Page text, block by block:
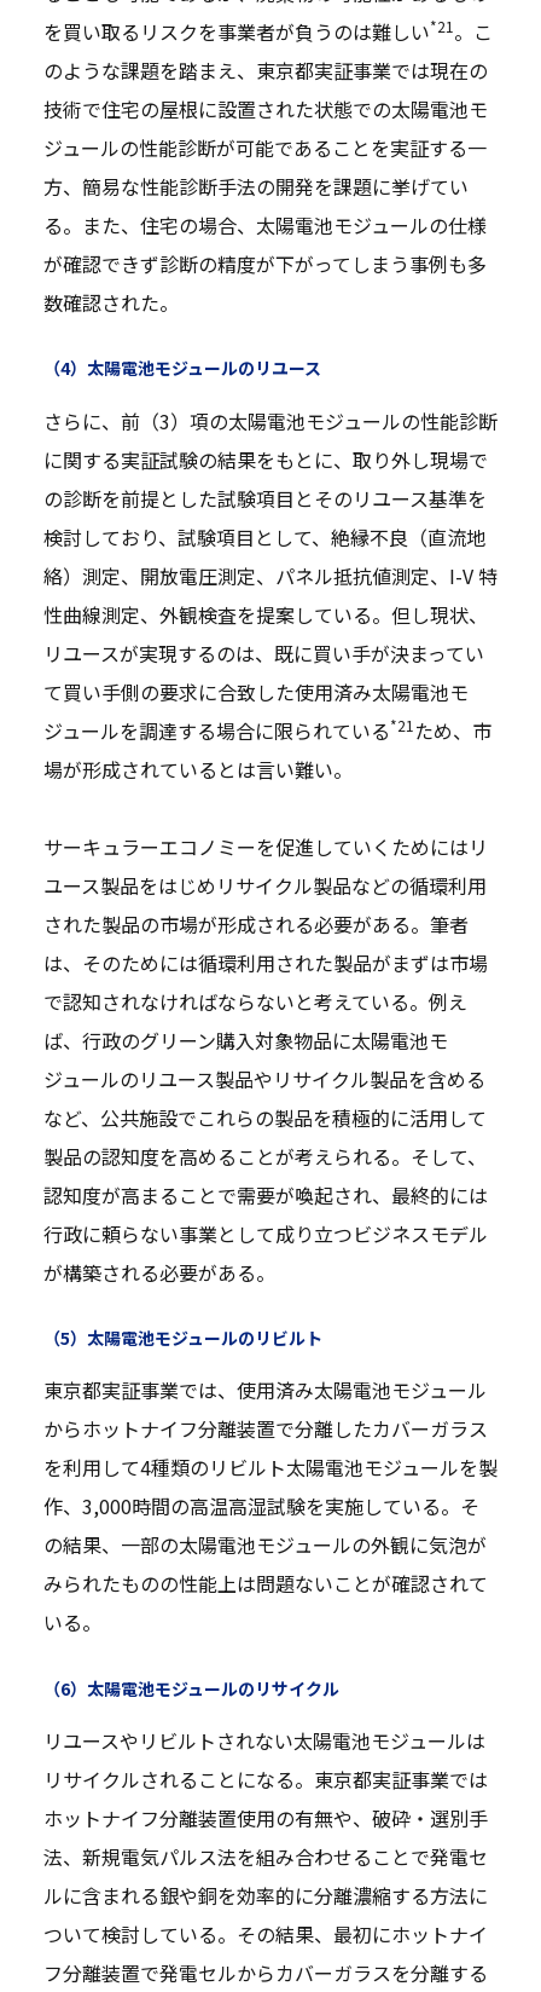
を買い取るリスクを事業者が負うのは難しい*21。こ
のような課題を踏まえ、東京都実証事業では現在の
技術で住宅の屋根に設置された状態での太陽電池モ
ジュールの性能診断が可能であることを実証する一
方、簡易な性能診断手法の開発を課題に挙げてい
る。また、住宅の場合、太陽電池モジュールの仕様
が確認できず診断の精度が下がってしまう事例も多
数確認された。
（4）太陽電池モジュールのリユース
さらに、前（3）項の太陽電池モジュールの性能診断
に関する実証試験の結果をもとに、取り外し現場で
の診断を前提とした試験項目とそのリユース基準を
検討しており、試験項目として、絶縁不良（直流地
絡）測定、開放電圧測定、パネル抵抗値測定、I-V 特
性曲線測定、外観検査を提案している。但し現状、
リユースが実現するのは、既に買い手が決まってい
て買い手側の要求に合致した使用済み太陽電池モ
ジュールを調達する場合に限られている*21 ため、市
場が形成されているとは言い難い。
サーキュラーエコノミーを促進していくためにはリ
ユース製品をはじめリサイクル製品などの循環利用
された製品の市場が形成される必要がある。筆者
は、そのためには循環利用された製品がまずは市場
で認知されなければならないと考えている。例え
ば、行政のグリーン購入対象物品に太陽電池モ
ジュールのリユース製品やリサイクル製品を含める
など、公共施設でこれらの製品を積極的に活用して
製品の認知度を高めることが考えられる。そして、
認知度が高まることで需要が喚起され、最終的には
行政に頼らない事業として成り立つビジネスモデル
が構築される必要がある。
（5）太陽電池モジュールのリビルト
東京都実証事業では、使用済み太陽電池モジュール
からホットナイフ分離装置で分離したカバーガラス
を利用して4種類のリビルト太陽電池モジュールを製
作、3,000時間の高温高湿試験を実施している。そ
の結果、一部の太陽電池モジュールの外観に気泡が
みられたものの性能上は問題ないことが確認されて
いる。
（6）太陽電池モジュールのリサイクル
リユースやリビルトされない太陽電池モジュールは
リサイクルされることになる。東京都実証事業では
ホットナイフ分離装置使用の有無や、破砕・選別手
法、新規電気パルス法を組み合わせることで発電セ
ルに含まれる銀や銅を効率的に分離濃縮する方法に
ついて検討している。その結果、最初にホットナイ
フ分離装置で発電セルからカバーガラスを分離する